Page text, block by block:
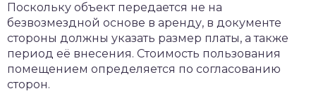
Поскольку объект передается не на
безвозмездной основе в аренду, в документе
стороны должны указать размер платы, а также
период её внесения. Стоимость пользования
помещением определяется по согласованию
сторон.